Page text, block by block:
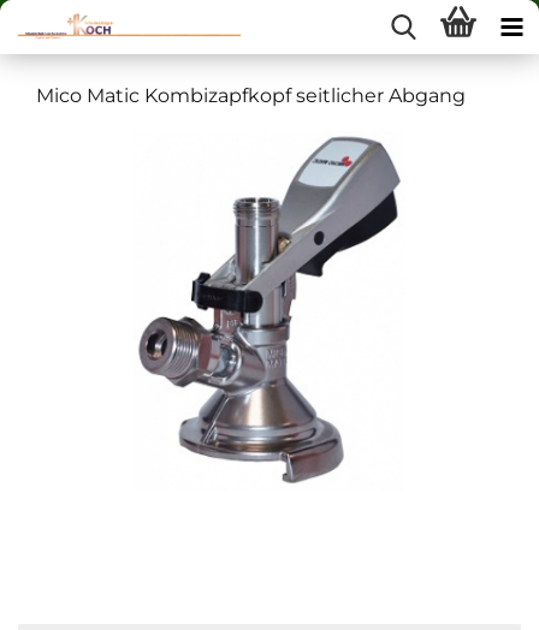
Mico Matic Kombizapfkopf seitlicher Abgang